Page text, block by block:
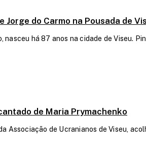
Jorge do Carmo na Pousada de
nasceu há 87 anos na cidade de Viseu.
de Maria Prymachenko
Associação de Ucranianos de Viseu,